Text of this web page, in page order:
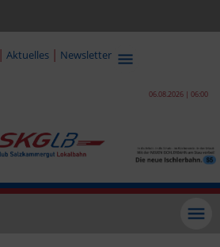
| Aktuelles | Newsletter
06.08.2026 | 06:00